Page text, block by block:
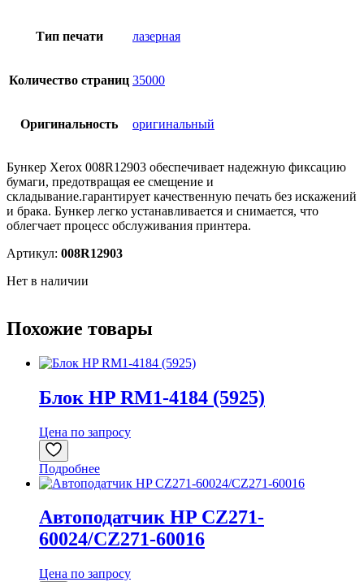
Тип печати лазерная
Количество страниц 35000
Оригинальность оригинальный
Бункер Xerox 008R12903 обеспечивает надежную фиксацию
бумаги, предотвращая ее смещение и
складывание.гарантирует качественную печать без искажений
и брака. Бункер легко устанавливается и снимается, что
облегчает процесс обслуживания принтера.
Артикул: 008R12903
Нет в наличии
Похожие товары
Блок HP RM1-4184 (5925)
Цена по запросу
Подробнее
Автоподатчик HP CZ271-
60024/CZ271-60016
Цена по запросу